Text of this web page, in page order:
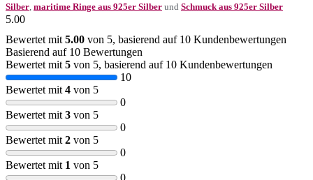
Silber maritime Ringe aus 925er Silber und Schmuck aus 925er Silber
5.00
Bewertet mit 5.00 von 5, basierend auf 10 Kundenbewertungen
Basierend auf 10 Bewertungen
Bewertet mit 5 von 5, basierend auf 10 Kundenbewertungen
10
Bewertet mit 4 von 5
0
Bewertet mit 3 von 5
0
Bewertet mit 2 von 5
0
Bewertet mit 1 von 5
0